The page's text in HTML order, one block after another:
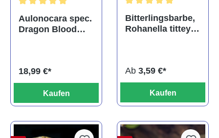
Durchschnittliche Bewertung von 5 von 5 Sternen
Aulonocara spec.
Dragon Blood
18,99 €*
Kaufen
Bitterlingsbarbe,
Rohanella titteya,
Ab 3,59 €*
Kaufen